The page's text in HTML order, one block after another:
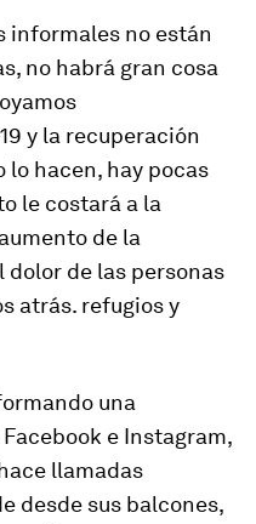
informales no están
no habrá gran cosa
y la recuperación
lo hacen, hay pocas
le costará a la
de la
dolor de las personas
atrás. refugios y
una
e Instagram,
llamadas
desde sus balcones,